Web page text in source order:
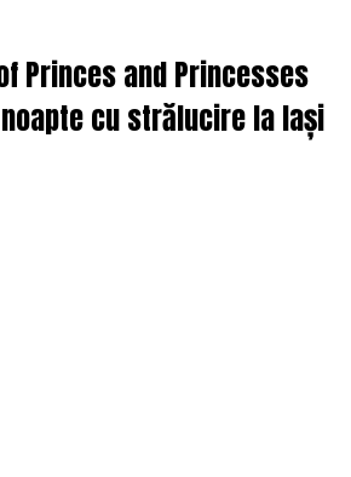
Princes and Princesses
cu strălucire la Iași